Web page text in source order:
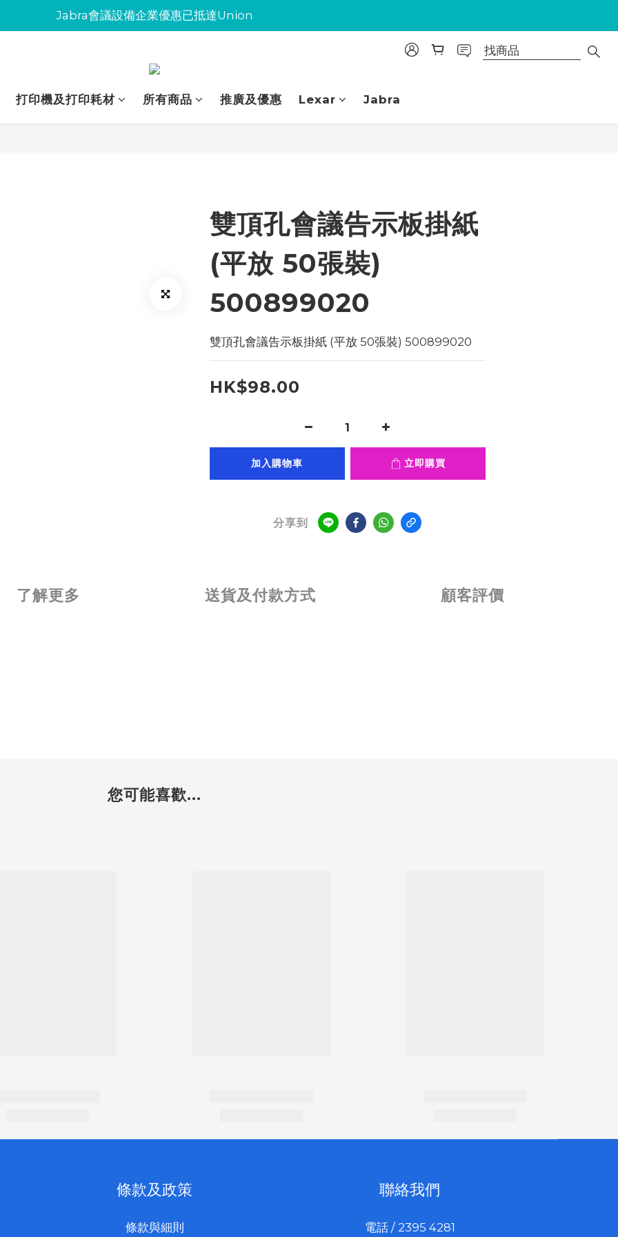
Jabra會議設備企業優惠已抵達Union
Jabra會議設備企業優惠已抵達Union
Jabra會議設備企業優惠已抵達Union
打印機及打印耗材
所有商品 推廣及優惠 Lexar Jabra
雙頂孔會議告示板掛紙
(平放 50張裝)
500899020
雙頂孔會議告示板掛紙 (平放 50張裝) 500899020
HK$98.00
加入購物車 立即購買
分享到
了解更多 送貨及付款方式 顧客評價
您可能喜歡...
條款及政策
條款與細則
聯絡我們
電話 / 2395 4281